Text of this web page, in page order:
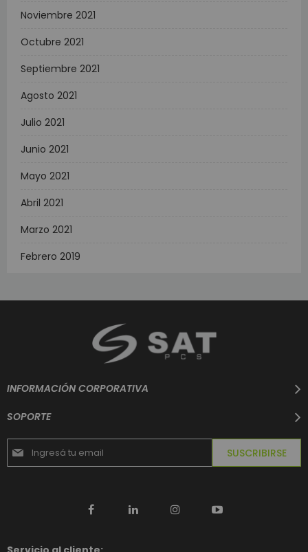
Noviembre 2021
Octubre 2021
Septiembre 2021
Agosto 2021
Julio 2021
Junio 2021
Mayo 2021
Abril 2021
Marzo 2021
Febrero 2019
INFORMACIÓN CORPORATIVA
SOPORTE
al
boletín
SUSCRIBIRSE